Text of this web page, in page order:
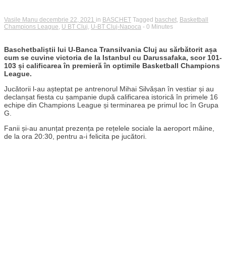
Vasile Manu decembrie 22, 2021 in BASCHET Tagged baschet Basketball
Champions League U BT Cluj U-BT Cluj-Napoca - 0 Minutes
Baschetbaliștii lui U-Banca Transilvania Cluj au sărbătorit așa
cum se cuvine victoria de la Istanbul cu Darussafaka, scor 101-
103 și calificarea în premieră în optimile Basketball Champions
League.
Jucătorii l-au așteptat pe antrenorul Mihai Silvășan în vestiar și au
declanșat fiesta cu șampanie după calificarea istorică în primele 16
echipe din Champions League și terminarea pe primul loc în Grupa
G.
Fanii și-au anunțat prezența pe rețelele sociale la aeroport mâine,
de la ora 20:30, pentru a-i felicita pe jucători.